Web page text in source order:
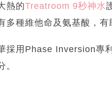
熱的Treatroom 9秒神水
多種維他命及氨基酸，有
採用Phase Inversion專
。